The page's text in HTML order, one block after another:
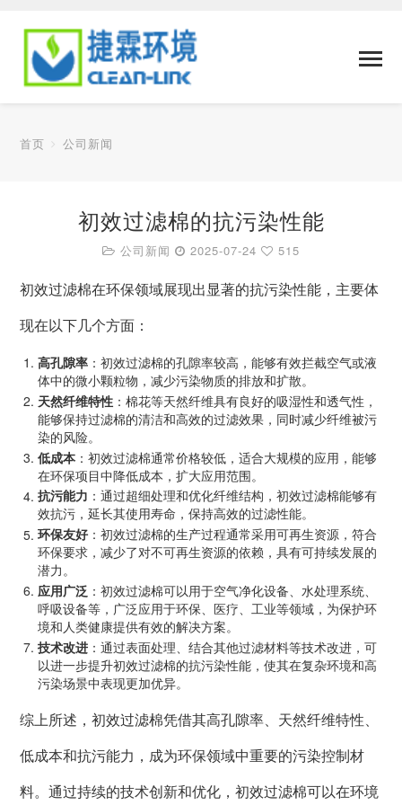
首页 公司新闻
初效过滤棉的抗污染性能
公司新闻 2025-07-24 515
初效过滤棉在环保领域展现出显著的抗污染性能，主要体
现在以下几个方面：
高孔隙率 ：初效过滤棉的孔隙率较高，能够有效拦截空气或液
体中的微小颗粒物，减少污染物质的排放和扩散。
天然纤维特性 ：棉花等天然纤维具有良好的吸湿性和透气性，
能够保持过滤棉的清洁和高效的过滤效果，同时减少纤维被污
染的风险。
低成本 ：初效过滤棉通常价格较低，适合大规模的应用，能够
在环保项目中降低成本，扩大应用范围。
抗污能力 ：通过超细处理和优化纤维结构，初效过滤棉能够有
效抗污，延长其使用寿命，保持高效的过滤性能。
环保友好 ：初效过滤棉的生产过程通常采用可再生资源，符合
环保要求，减少了对不可再生资源的依赖，具有可持续发展的
潜力。
应用广泛 ：初效过滤棉可以用于空气净化设备、水处理系统、
呼吸设备等，广泛应用于环保、医疗、工业等领域，为保护环
境和人类健康提供有效的解决方案。
技术改进 ：通过表面处理、结合其他过滤材料等技术改进，可
以进一步提升初效过滤棉的抗污染性能，使其在复杂环境和高
污染场景中表现更加优异。
综上所述，初效过滤棉凭借其高孔隙率、天然纤维特性、
低成本和抗污能力，成为环保领域中重要的污染控制材
料。通过持续的技术创新和优化，初效过滤棉可以在环境